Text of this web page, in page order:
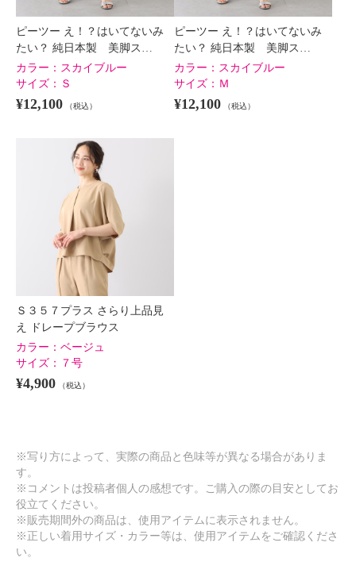
ピーツー え！？はいてないみ
たい？ 純日本製 美脚ス…
カラー： スカイブルー
サイズ： Ｓ
¥12,100 （税込）
ピーツー え！？はいてないみ
たい？ 純日本製 美脚ス…
カラー： スカイブルー
サイズ： Ｍ
¥12,100 （税込）
Ｓ３５７プラス さらり上品見
え ドレープブラウス
カラー： ベージュ
サイズ：
７号
¥4,900 （税込）
※写り方によって、実際の商品と色味等が異なる場合がありま
す。
※コメントは投稿者個人の感想です。ご購入の際の目安としてお
役立てください。
※販売期間外の商品は、使用アイテムに表示されません。
※正しい着用サイズ・カラー等は、使用アイテムをご確認くださ
い。